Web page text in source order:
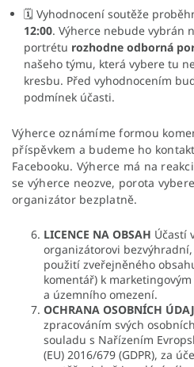
🗓 Vyhodnocení soutěže
12:00. Výherce nebude vybrán
portrétu rozhodne odborná
našeho týmu, která vybere tu
kresbu. Před vyhodnocením
podmínek účasti.
Výherce oznámíme formou
příspěvkem a budeme ho
Facebooku. Výherce má na
se výherce neozve, porota
organizátor bezplatně.
LICENCE NA OBSAH Účastí
organizátorovi
použití zveřejněného
komentář) k
a územního omezení.
OCHRANA OSOBNÍCH
zpracováním svých
souladu s Nařízením
(EU) 2016/679 (GDPR), za